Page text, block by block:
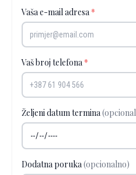
Vaša e-mail adresa *
Vaš broj telefona *
Željeni datum termina
Dodatna poruka(opcionalno)